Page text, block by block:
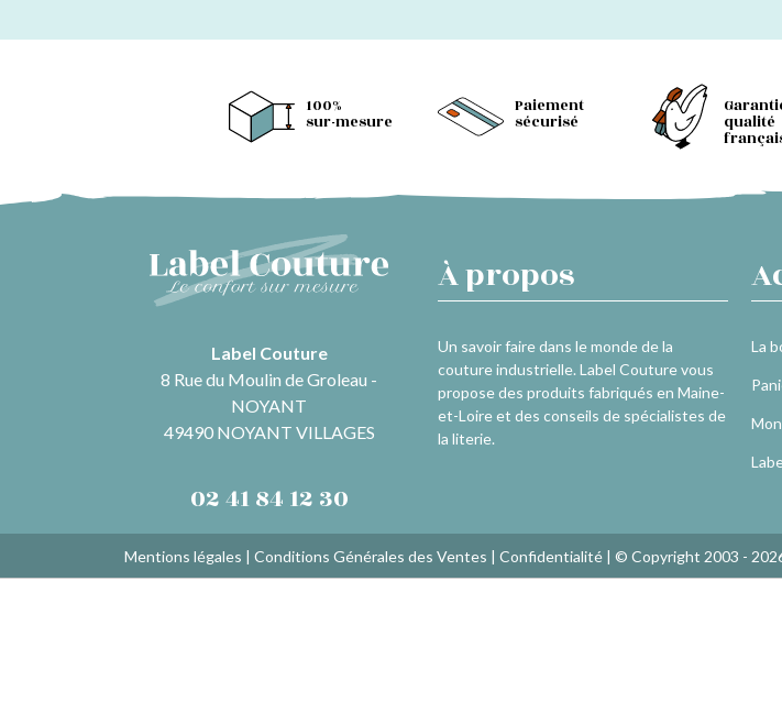
100%
sur-mesure
Paiement
sécurisé qualité
Label Couture
8 Rue du Moulin de Groleau -
NOYANT
49490 NOYANT VILLAGES
02 41 84 12 30
À propos
Un savoir faire dans le monde de la
couture industrielle. Label Couture vous
propose des produits fabriqués en Maine-
et-Loire et des conseils de spécialistes de
la literie.
La
Mentions légales | Conditions Générales des Ventes | Confidentialité| © Copyright 2003 -